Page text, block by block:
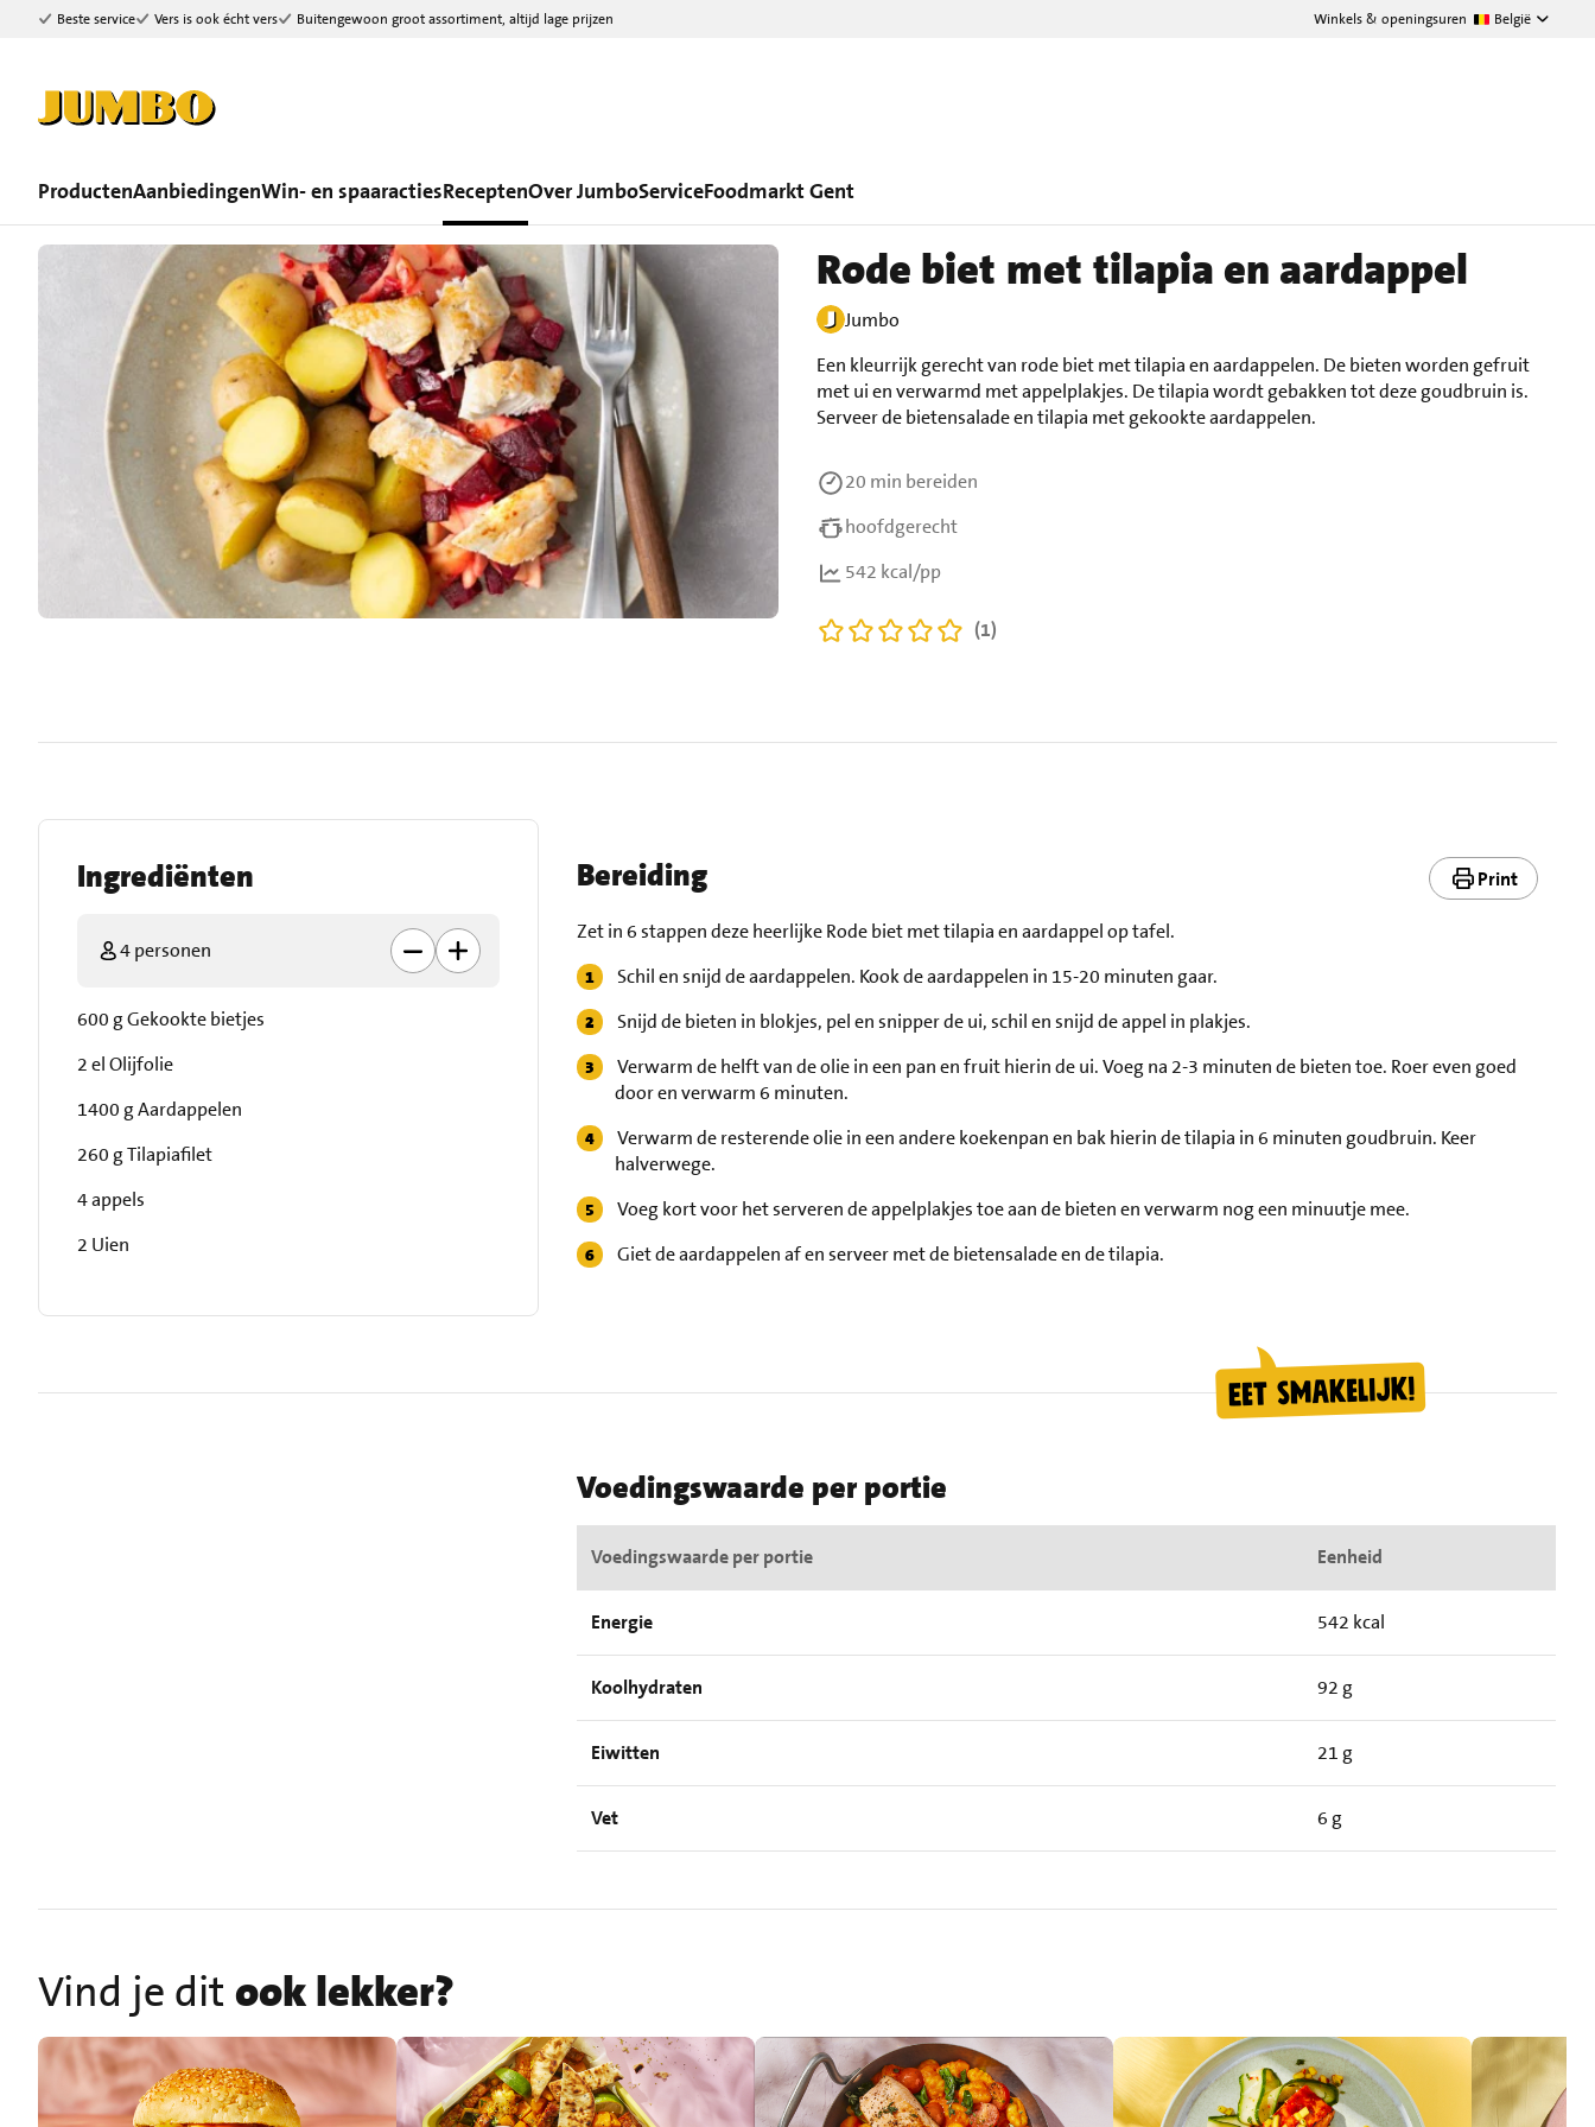
Ga naar zoeken
Ga naar hoofdinhoud
Beste service Vers is ook écht vers Buitengewoon groot assortiment, altijd lage prijzen Winkels & openingsuren België
ProductenAanbiedingenWin- en spaaractiesReceptenOver JumboServiceFoodmarkt Gent
Rode biet met tilapia en aardappel
Jumbo
Een kleurrijk gerecht van rode biet met tilapia en aardappelen. De bieten worden gefruit
met ui en verwarmd met appelplakjes. De tilapia wordt gebakken tot deze goudbruin is.
Serveer de bietensalade en tilapia met gekookte aardappelen.
20 min bereiden
hoofdgerecht
542 kcal/pp
(1)
Ingrediënten
4 personen
600 g Gekookte bietjes
2 el Olijfolie
1400 g Aardappelen
260 g Tilapiafilet
4 appels
2 Uien
Bereiding Print
Zet in 6 stappen deze heerlijke Rode biet met tilapia en aardappel op tafel.
Schil en snijd de aardappelen. Kook de aardappelen in 15-20 minuten gaar.
Snijd de bieten in blokjes, pel en snipper de ui, schil en snijd de appel in plakjes.
Verwarm de helft van de olie in een pan en fruit hierin de ui. Voeg na 2-3 minuten de bieten toe. Roer even goed
door en verwarm 6 minuten.
Verwarm de resterende olie in een andere koekenpan en bak hierin de tilapia in 6 minuten goudbruin. Keer
halverwege.
Voeg kort voor het serveren de appelplakjes toe aan de bieten en verwarm nog een minuutje mee.
Giet de aardappelen af en serveer met de bietensalade en de tilapia.
Voedingswaarde per portie
Voedingswaarde per portie Eenheid
Energie 542 kcal
Koolhydraten 92 g
Eiwitten 21 g
Vet 6 g
Vind je ditook lekker?